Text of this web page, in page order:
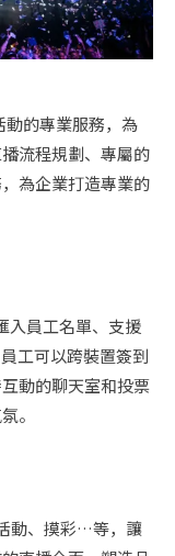
動的專業服務，為
流程規劃、專屬的
為企業打造專業的
入員工名單、支援
工可以跨裝置簽到
動的聊天室和投票
。
動、摸彩…等，讓